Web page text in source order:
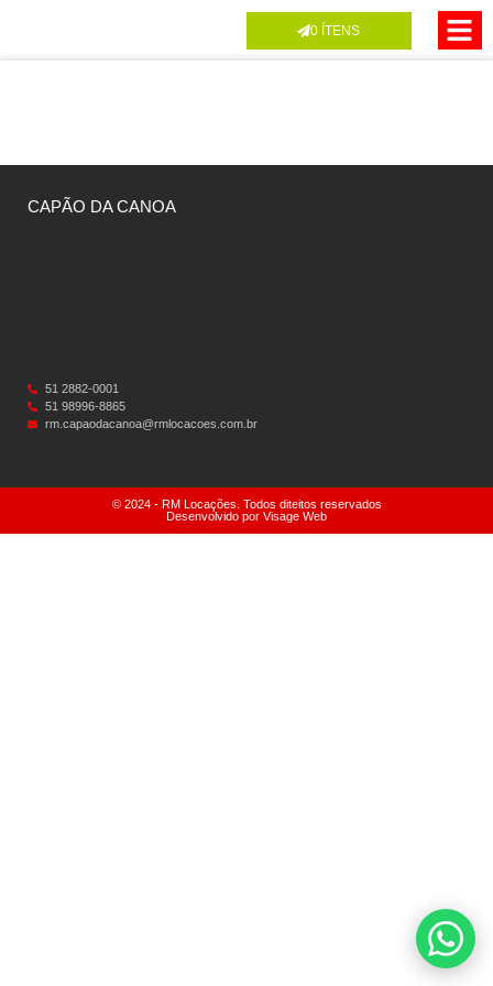
0 ÍTENS
CAPÃO DA CANOA
51 2882-0001
51 98996-8865
rm.capaodacanoa@rmlocacoes.com.br
© 2024 - RM Locações. Todos diteitos reservados
Desenvolvido por Visage Web